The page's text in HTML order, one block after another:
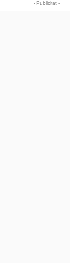
- Publicitat -